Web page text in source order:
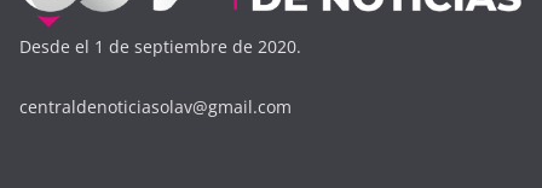
Desde el 1 de septiembre de 2020.
centraldenoticiasolav@gmail.com